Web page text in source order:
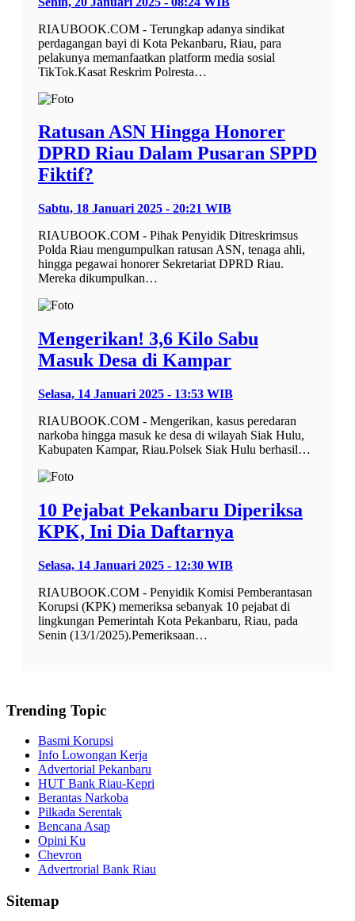
RIAUBOOK.COM - Terungkap adanya sindikat
perdagangan bayi di Kota Pekanbaru, Riau, para
pelakunya memanfaatkan platform media sosial
TikTok.Kasat Reskrim Polresta…
Ratusan ASN Hingga Honorer
DPRD Riau Dalam Pusaran SPPD
Fiktif?
Sabtu, 18 Januari 2025 - 20:21 WIB
RIAUBOOK.COM - Pihak Penyidik Ditreskrimsus
Polda Riau mengumpulkan ratusan ASN, tenaga ahli,
hingga pegawai honorer Sekretariat DPRD Riau.
Mereka dikumpulkan…
Mengerikan! 3,6 Kilo Sabu
Masuk Desa di Kampar
Selasa, 14 Januari 2025 - 13:53 WIB
RIAUBOOK.COM - Mengerikan, kasus peredaran
narkoba hingga masuk ke desa di wilayah Siak Hulu,
Kabupaten Kampar, Riau.Polsek Siak Hulu berhasil…
10 Pejabat Pekanbaru Diperiksa
KPK, Ini Dia Daftarnya
Selasa, 14 Januari 2025 - 12:30 WIB
RIAUBOOK.COM - Penyidik Komisi Pemberantasan
Korupsi (KPK) memeriksa sebanyak 10 pejabat di
lingkungan Pemerintah Kota Pekanbaru, Riau, pada
Senin (13/1/2025).Pemeriksaan…
Trending Topic
Basmi Korupsi
Info Lowongan Kerja
Advertorial Pekanbaru
HUT Bank Riau-Kepri
Berantas Narkoba
Pilkada Serentak
Bencana Asap
Opini Ku
Chevron
Advertrorial Bank Riau
Sitemap